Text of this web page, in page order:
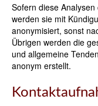
Sofern diese
werden sie mit
anonymisiert, sonst
Übrigen werden die
und allgemeine
anonym erstellt.